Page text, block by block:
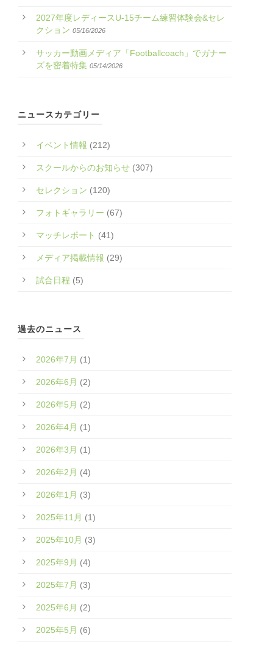
2027年度レディースU-15チーム練習体験会&セレ
クション 05/16/2026
サッカー動画メディア「Footballcoach」でガナー
ズを密着特集 05/14/2026
ニュースカテゴリー
イベント情報 (212)
スクールからのお知らせ (307)
セレクション (120)
フォトギャラリー (67)
マッチレポート (41)
メディア掲載情報 (29)
試合日程 (5)
過去のニュース
2026年7月 (1)
2026年6月 (2)
2026年5月 (2)
2026年4月 (1)
2026年3月 (1)
2026年2月 (4)
2026年1月 (3)
2025年11月 (1)
2025年10月 (3)
2025年9月 (4)
2025年7月 (3)
2025年6月 (2)
2025年5月 (6)